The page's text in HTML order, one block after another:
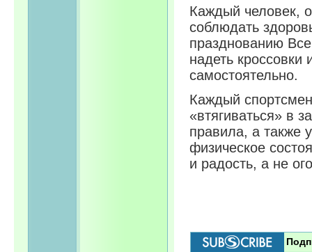
Каждый человек,
соблюдать
празднованию
надеть
самостоятельно.
Каждый
«втягиваться» в
правила, а также
физическое
и радость, а не